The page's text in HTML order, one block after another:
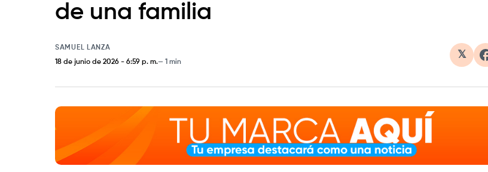
de una familia
SAMUEL LANZA
18 de junio de 2026 - 6:59 p. m. 1 min
𝕏